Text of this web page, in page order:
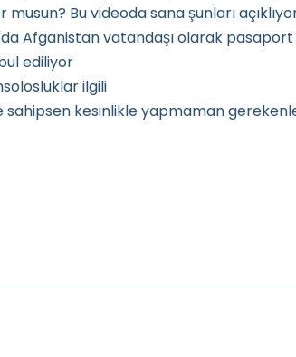
musun? Bu videoda sana şunları
Afganistan vatandaşı olarak
ediliyor
ilgili
sahipsen kesinlikle yapmaman